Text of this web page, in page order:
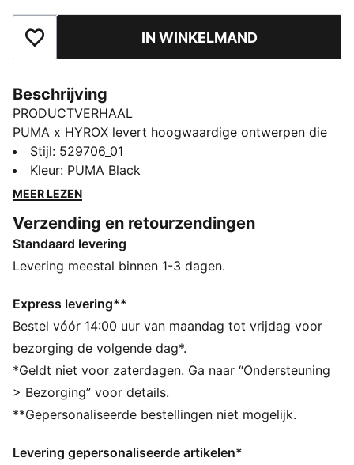
Toegevoegd aan favorietenIN WINKELMAND
Beschrijving
PRODUCTVERHAAL
PUMA x HYROX levert hoogwaardige ontwerpen die
speciaal zijn ontwikkeld voor de ultieme
fitnesswedstrijd. Deze sportbeha heeft een ontwerp
met bandjes voor optimale bewegingsvrijheid en
na training.
ALLE INS EN OUTS
VOCHTBEHEERSING: Technische dryCELL-materialen
comfortabel blijft.
Gemaakt van minstens 50% gerecyclede materialen
DETAILS
Ontworpen voor: Training
Pasvorm: Strak
Lengte: Normaal
Met vulling
De sneldrogende, vochtregulerende DRYELITE-
Stijl: 529706_01
Kleur: PUMA Black
MEER LEZEN
Verzending en retourzendingen
Standaard levering
Levering meestal binnen 1-3 dagen.
Express levering**
Bestel vóór 14:00 uur van maandag tot vrijdag voor
bezorging de volgende dag*.
*Geldt niet voor zaterdagen. Ga naar “Ondersteuning
> Bezorging” voor details.
**Gepersonaliseerde bestellingen niet mogelijk.
Levering gepersonaliseerde artikelen*